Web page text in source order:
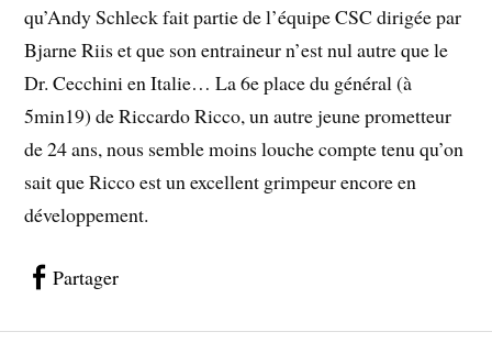
qu’Andy Schleck fait partie de l’équipe CSC dirigée par
Bjarne Riis et que son entraineur n’est nul autre que le
Dr. Cecchini en Italie… La 6e place du général (à
5min19) de Riccardo Ricco, un autre jeune prometteur
de 24 ans, nous semble moins louche compte tenu qu’on
sait que Ricco est un excellent grimpeur encore en
développement.
Partager